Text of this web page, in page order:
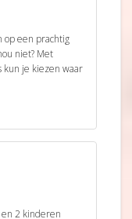
op een prachtig
niet? Met
je kiezen waar
en 2 kinderen